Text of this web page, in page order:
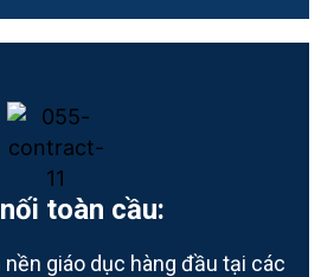
toàn cầu:
giáo dục hàng đầu tại các